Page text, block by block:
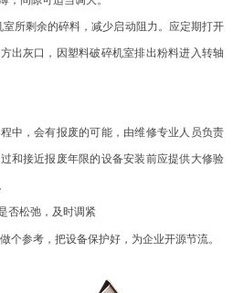
室所剩余的碎料，减少启动阻力。应定期打开
出灰口，因塑料破碎机室排出粉料进入转轴
中，会有报废的可能，由维修专业人员负责
和接近报废年限的设备安装前应提供大修验
否松弛，及时调紧
参考，把设备保护好，为企业开源节流。